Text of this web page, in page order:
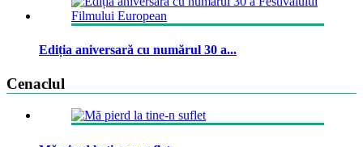
Ediția aniversară cu numărul 30 a...
Cenaclul